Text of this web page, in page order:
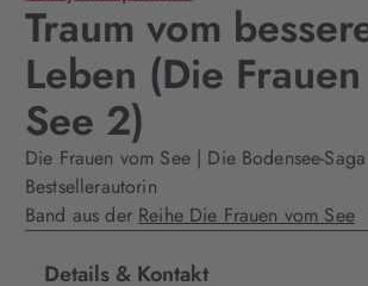
Traum vom
Leben (Die
See 2)
Die Frauen vom See | Die Bodensee-
Bestsellerautorin
Band aus der Reihe Die Frauen vom See
Details & Kontakt